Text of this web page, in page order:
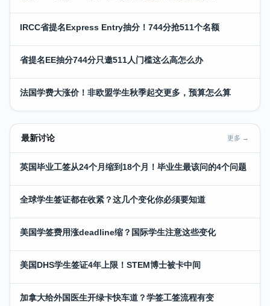
IRCC省提名Express Entry抽分！744分抢511个名额
省提名EE抽分744分只邀511人门槛这么高怎么办
法国学费大涨价！非欧盟学生秋季起交更多，预算怎么算
最新讨论 更多 →
英国毕业工签从24个月缩到18个月！毕业生最该问的4个问题
全球学生签证都在收紧？这几个变化你必须要知道
美国学签费用涨deadline缩？国际学生注意这些变化
美国DHS学生签证4年上限！STEM博士被卡中间
加拿大给外国医生开绿卡快车道？学签工签流程有变